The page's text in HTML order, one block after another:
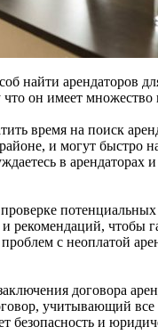
найти арендаторов
он имеет множество
время на поиск
и могут быстро
в арендаторах и
рекомендаций, чтобы
с неоплатой
договора
учитывающий
безопасность и